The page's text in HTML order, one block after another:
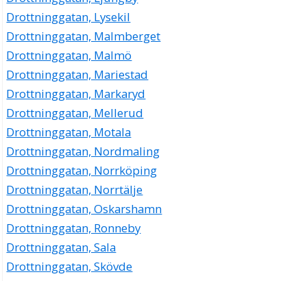
Svensk Avfallsrådgivning AB
Hans Peter Johansson
0454-572998
Drottninggatan 5, 37435 Karlshamn
Naturlig Hudvård i Karlshamn KB
0454-84477
Drottninggatan 50, 37435 Karlshamn
Allaround Tours Aktiebolag ATA
Rut Kristina Borgh
0454-39600
Drottninggatan 50, 37435 Karlshamn
Flaggen Hälsokost i Blekinge AB
Gun Ingegärd Nilsson
0454-84477
Drottninggatan 50, 37435 Karlshamn
Ann-Marie Lind Bornéus
Drottninggatan, Lysekil
Drottninggatan, Malmberget
Drottninggatan, Malmö
Drottninggatan, Mariestad
Drottninggatan, Markaryd
Drottninggatan, Mellerud
Drottninggatan, Motala
Drottninggatan, Nordmaling
Drottninggatan, Norrköping
Drottninggatan, Norrtälje
Drottninggatan, Oskarshamn
Drottninggatan, Ronneby
Drottninggatan, Sala
Drottninggatan, Skövde